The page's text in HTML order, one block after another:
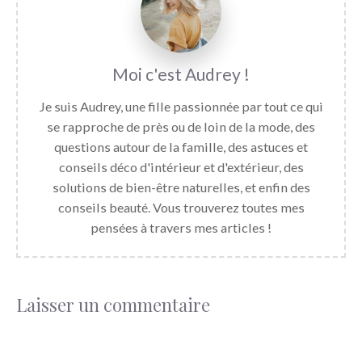
Audrey
Je suis Audrey, une fille passionnée par tout ce qui
se rapproche de près ou de loin de la mode, des
questions autour de la famille, des astuces et
conseils déco d'intérieur et d'extérieur, des
solutions de bien-être naturelles, et enfin des
conseils beauté. Vous trouverez toutes mes
pensées à travers mes articles !
Laisser un commentaire